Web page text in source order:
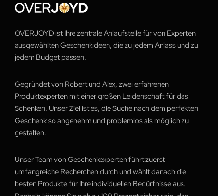
OVERJOYD ist Ihre zentrale Anlaufstelle für von Experten
ausgewählten Geschenkideen, die zu jedem Anlass und zu
jedem Budget passen.
Gegründet von Robert und Alex, zwei erfahrenen
Produktexperten mit einer großen Leidenschaft für das
Schenken. Unser Ziel ist es, die Suche nach dem perfekten
Geschenk so angenehm und problemlos als möglich zu
gestalten.
Unser Team von Geschenkexperten führt zuerst
umfangreiche Recherchen durch und wählt danach die
besten Produkte für Ihre individuellen Bedürfnisse aus.